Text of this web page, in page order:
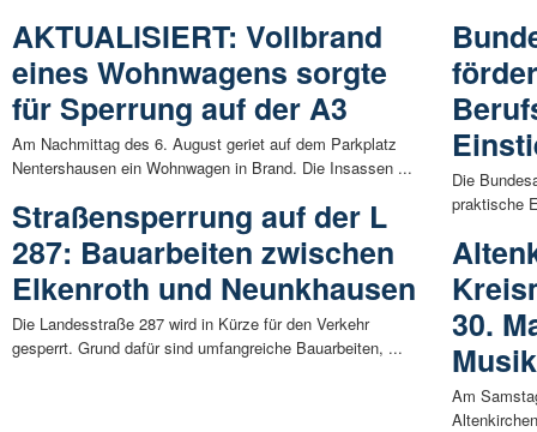
AKTUALISIERT: Vollbrand
eines Wohnwagens sorgte
für Sperrung auf der A3
Am Nachmittag des 6. August geriet auf dem Parkplatz
Nentershausen ein Wohnwagen in Brand. Die Insassen ...
Straßensperrung auf der L
287: Bauarbeiten zwischen
Elkenroth und Neunkhausen
Die Landesstraße 287 wird in Kürze für den Verkehr
gesperrt. Grund dafür sind umfangreiche Bauarbeiten, ...
Die
praktische
30.
Am